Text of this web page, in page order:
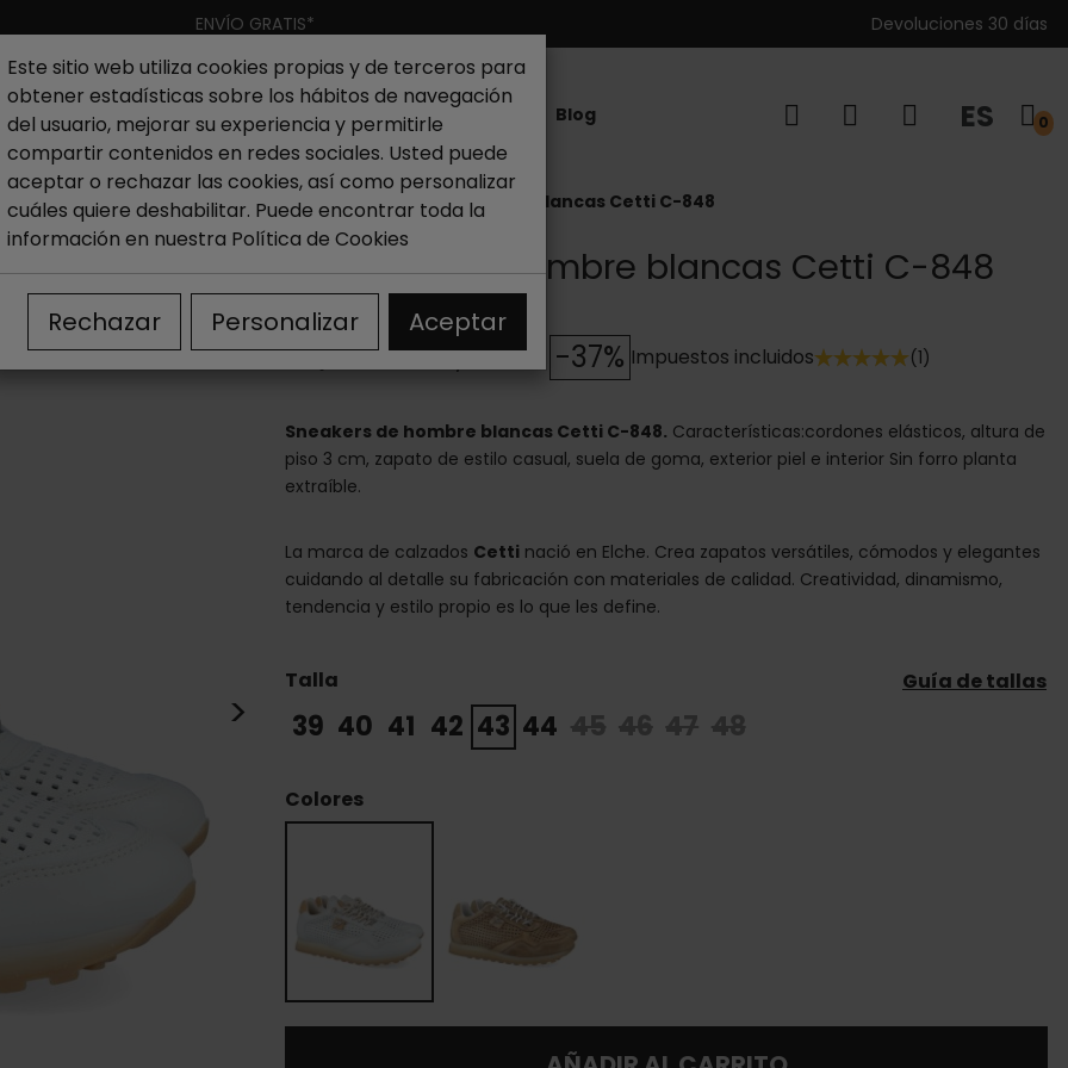
ENVÍO GRATIS* Devoluciones 30 días
Hombre Niño Nueva colección Outlet Marcas Blog ES 0
Outlet Zapatillas hombre Sneakers de hombre blancas Cetti C-848
>
Sneakers de hombre blancas Cetti C-848
69,95 € 109,95 € -37% Impuestos incluidos (1)
Sneakers de hombre blancas Cetti C-848. Características:cordones elásticos, altura de
piso 3 cm, zapato de estilo casual, suela de goma, exterior piel e interior Sin forro planta
extraíble.
La marca de calzados Cetti nació en Elche. Crea zapatos versátiles, cómodos y elegantes
cuidando al detalle su fabricación con materiales de calidad. Creatividad, dinamismo,
tendencia y estilo propio es lo que les define.
Talla Guía de tallas
39 40 41 42 43 44 45 46 47 48
Colores
Este sitio web utiliza cookies propias y de terceros para
obtener estadísticas sobre los hábitos de navegación
del usuario, mejorar su experiencia y permitirle
compartir contenidos en redes sociales. Usted puede
aceptar o rechazar las cookies, así como personalizar
cuáles quiere deshabilitar. Puede encontrar toda la
información en nuestra Política de Cookies
Rechazar Personalizar Aceptar